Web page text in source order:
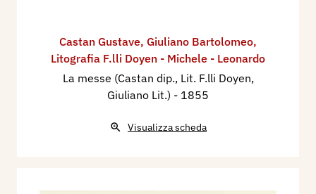
Castan Gustave, Giuliano Bartolomeo,
Litografia F.lli Doyen - Michele - Leonardo
La messe (Castan dip., Lit. F.lli Doyen,
Giuliano Lit.) - 1855
Visualizza scheda